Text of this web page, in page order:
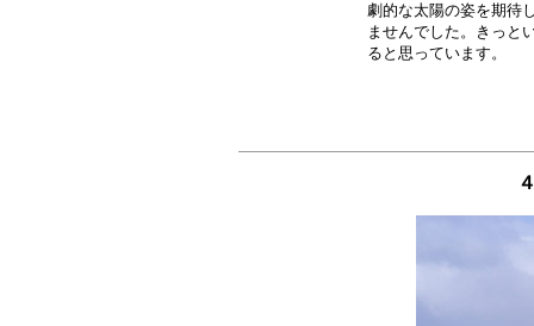
劇的な太陽の姿を期待
ませんでした。きっと